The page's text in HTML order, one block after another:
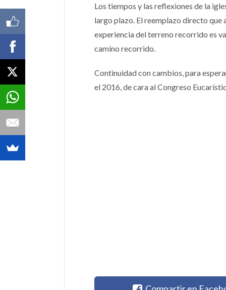
Los tiempos y las reflexiones de la
largo plazo. El reemplazo directo que
experiencia del terreno recorrido es
camino recorrido.
Continuidad con cambios, para
el 2016, de cara al Congreso